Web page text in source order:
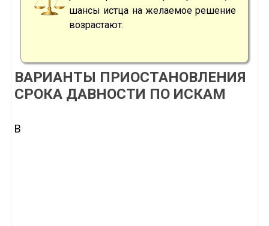
шансы истца на желаемое решение
возрастают.
ВАРИАНТЫ ПРИОСТАНОВЛЕНИЯ
СРОКА ДАВНОСТИ ПО ИСКАМ
В